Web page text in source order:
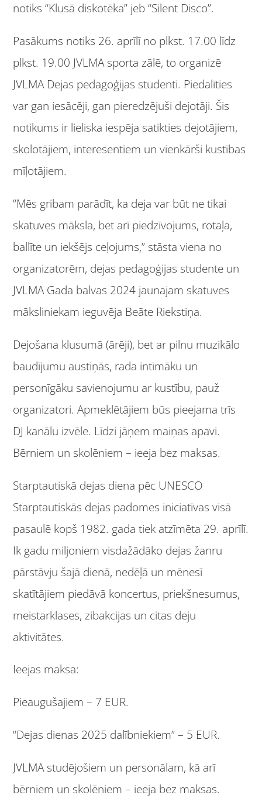
notiks “Klusā diskotēka” jeb “Silent Disco”.
Pasākums notiks 26. aprīlī no plkst. 17.00 līdz
plkst. 19.00 JVLMA sporta zālē, to organizē
JVLMA Dejas pedagoģijas studenti. Piedalīties
var gan iesācēji, gan pieredzējuši dejotāji. Šis
notikums ir lieliska iespēja satikties dejotājiem,
skolotājiem, interesentiem un vienkārši kustības
mīļotājiem.
“Mēs gribam parādīt, ka deja var būt ne tikai
skatuves māksla, bet arī piedzīvojums, rotaļa,
ballīte un iekšējs ceļojums,” stāsta viena no
organizatorēm, dejas pedagoģijas studente un
JVLMA Gada balvas 2024 jaunajam skatuves
māksliniekam ieguvēja Beāte Riekstiņa.
Dejošana klusumā (ārēji), bet ar pilnu muzikālo
baudījumu austiņās, rada intīmāku un
personīgāku savienojumu ar kustību, pauž
organizatori. Apmeklētājiem būs pieejama trīs
DJ kanālu izvēle. Līdzi jāņem maiņas apavi.
Bērniem un skolēniem – ieeja bez maksas.
Starptautiskā dejas diena pēc UNESCO
Starptautiskās dejas padomes iniciatīvas visā
pasaulē kopš 1982. gada tiek atzīmēta 29. aprīlī.
Ik gadu miljoniem visdažādāko dejas žanru
pārstāvju šajā dienā, nedēļā un mēnesī
skatītājiem piedāvā koncertus, priekšnesumus,
meistarklases, zibakcijas un citas deju
aktivitātes.
Ieejas maksa:
Pieaugušajiem – 7 EUR.
“Dejas dienas 2025 dalībniekiem” – 5 EUR.
JVLMA studējošiem un personālam, kā arī
bērniem un skolēniem – ieeja bez maksas.